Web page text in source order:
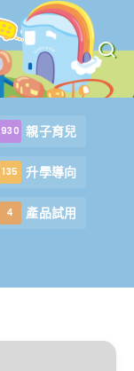
930 親子育兒
135 升學導向
4 產品試用